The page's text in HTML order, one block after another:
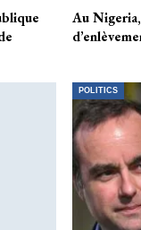
Au
POLITICS